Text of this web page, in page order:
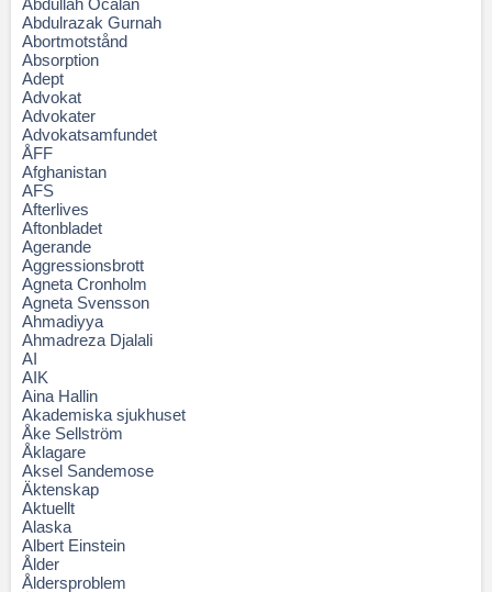
Abdullah Öcalan
Abdulrazak Gurnah
Abortmotstånd
Absorption
Adept
Advokat
Advokater
Advokatsamfundet
ÅFF
Afghanistan
AFS
Afterlives
Aftonbladet
Agerande
Aggressionsbrott
Agneta Cronholm
Agneta Svensson
Ahmadiyya
Ahmadreza Djalali
AI
AIK
Aina Hallin
Akademiska sjukhuset
Åke Sellström
Åklagare
Aksel Sandemose
Äktenskap
Aktuellt
Alaska
Albert Einstein
Ålder
Åldersproblem